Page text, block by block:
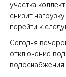
участка
снизит
перейти к
Сегодня
отключение
водоснабжения